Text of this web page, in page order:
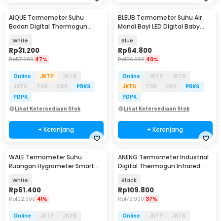
AIQUE Termometer Suhu
Badan Digital Thermogun
White
Rp31.200
Rp57.900 47%
Online JKTP
JKTB
JKTU
TGR CKP
PBKS
PDPK
Lihat Ketersediaan Stok
+ Keranjang
BLEUB Termometer Suhu Air
Mandi Bayi LED Digital Baby
Blue
Rp64.800
Rp106.900 40%
Online JKTP
JKTB
JKTU
TGR CKP
PBKS
PDPK
Lihat Ketersediaan Stok
+ Keranjang
WALE Termometer Suhu
Ruangan Hygrometer Smart
TH08
White
Rp61.400
Rp102.900 41%
Online JKTP
JKTB
ANENG Termometer Industrial
Digital Thermogun Infrared
Black
Rp109.800
Rp173.900 37%
Online JKTP
JKTB